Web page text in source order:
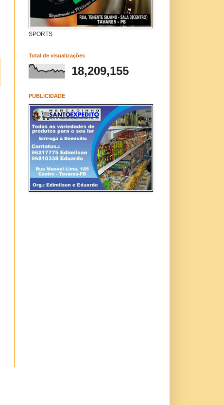
SPORTS
Total de visualizações
18,209,155
PUBLICIDADE